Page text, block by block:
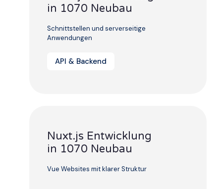
in 1070 Neubau
Schnittstellen und serverseitige
Anwendungen
API & Backend
Nuxt.js Entwicklung
in 1070 Neubau
Vue Websites mit klarer Struktur